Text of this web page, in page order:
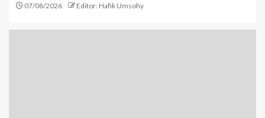
07/08/2026 Editor: Hafik Umsohy